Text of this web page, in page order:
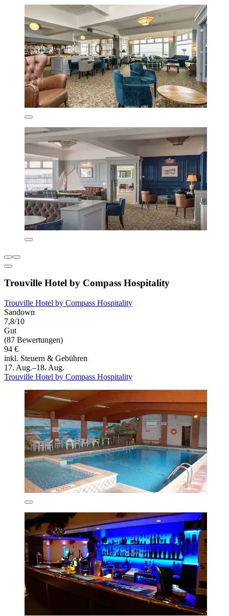
Trouville Hotel by Compass Hospitality
Trouville Hotel by Compass Hospitality
Sandown
7,8/10
Gut
(87 Bewertungen)
94 €
inkl. Steuern & Gebühren
17. Aug.–18. Aug.
Trouville Hotel by Compass Hospitality